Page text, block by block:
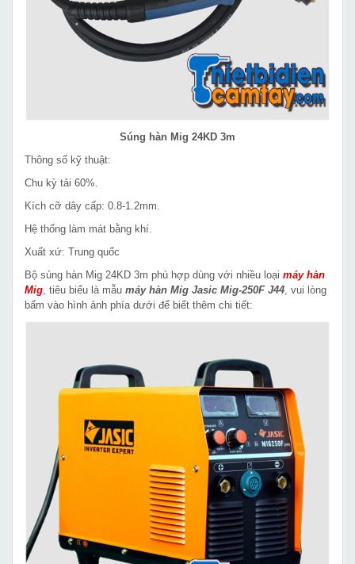
Súng hàn Mig 24KD 3m
Thông số kỹ thuật:
Chu kỳ tải 60%.
Kích cỡ dây cấp: 0.8-1.2mm.
Hệ thống làm mát bằng khí.
Xuất xứ: Trung quốc
Bộ súng hàn Mig 24KD 3m phù hợp dùng với nhiều loại máy hàn
Mig , tiêu biểu là mẫu máy hàn Mig Jasic Mig-250F J44 , vui lòng
bấm vào hình ảnh phía dưới để biết thêm chi tiết: